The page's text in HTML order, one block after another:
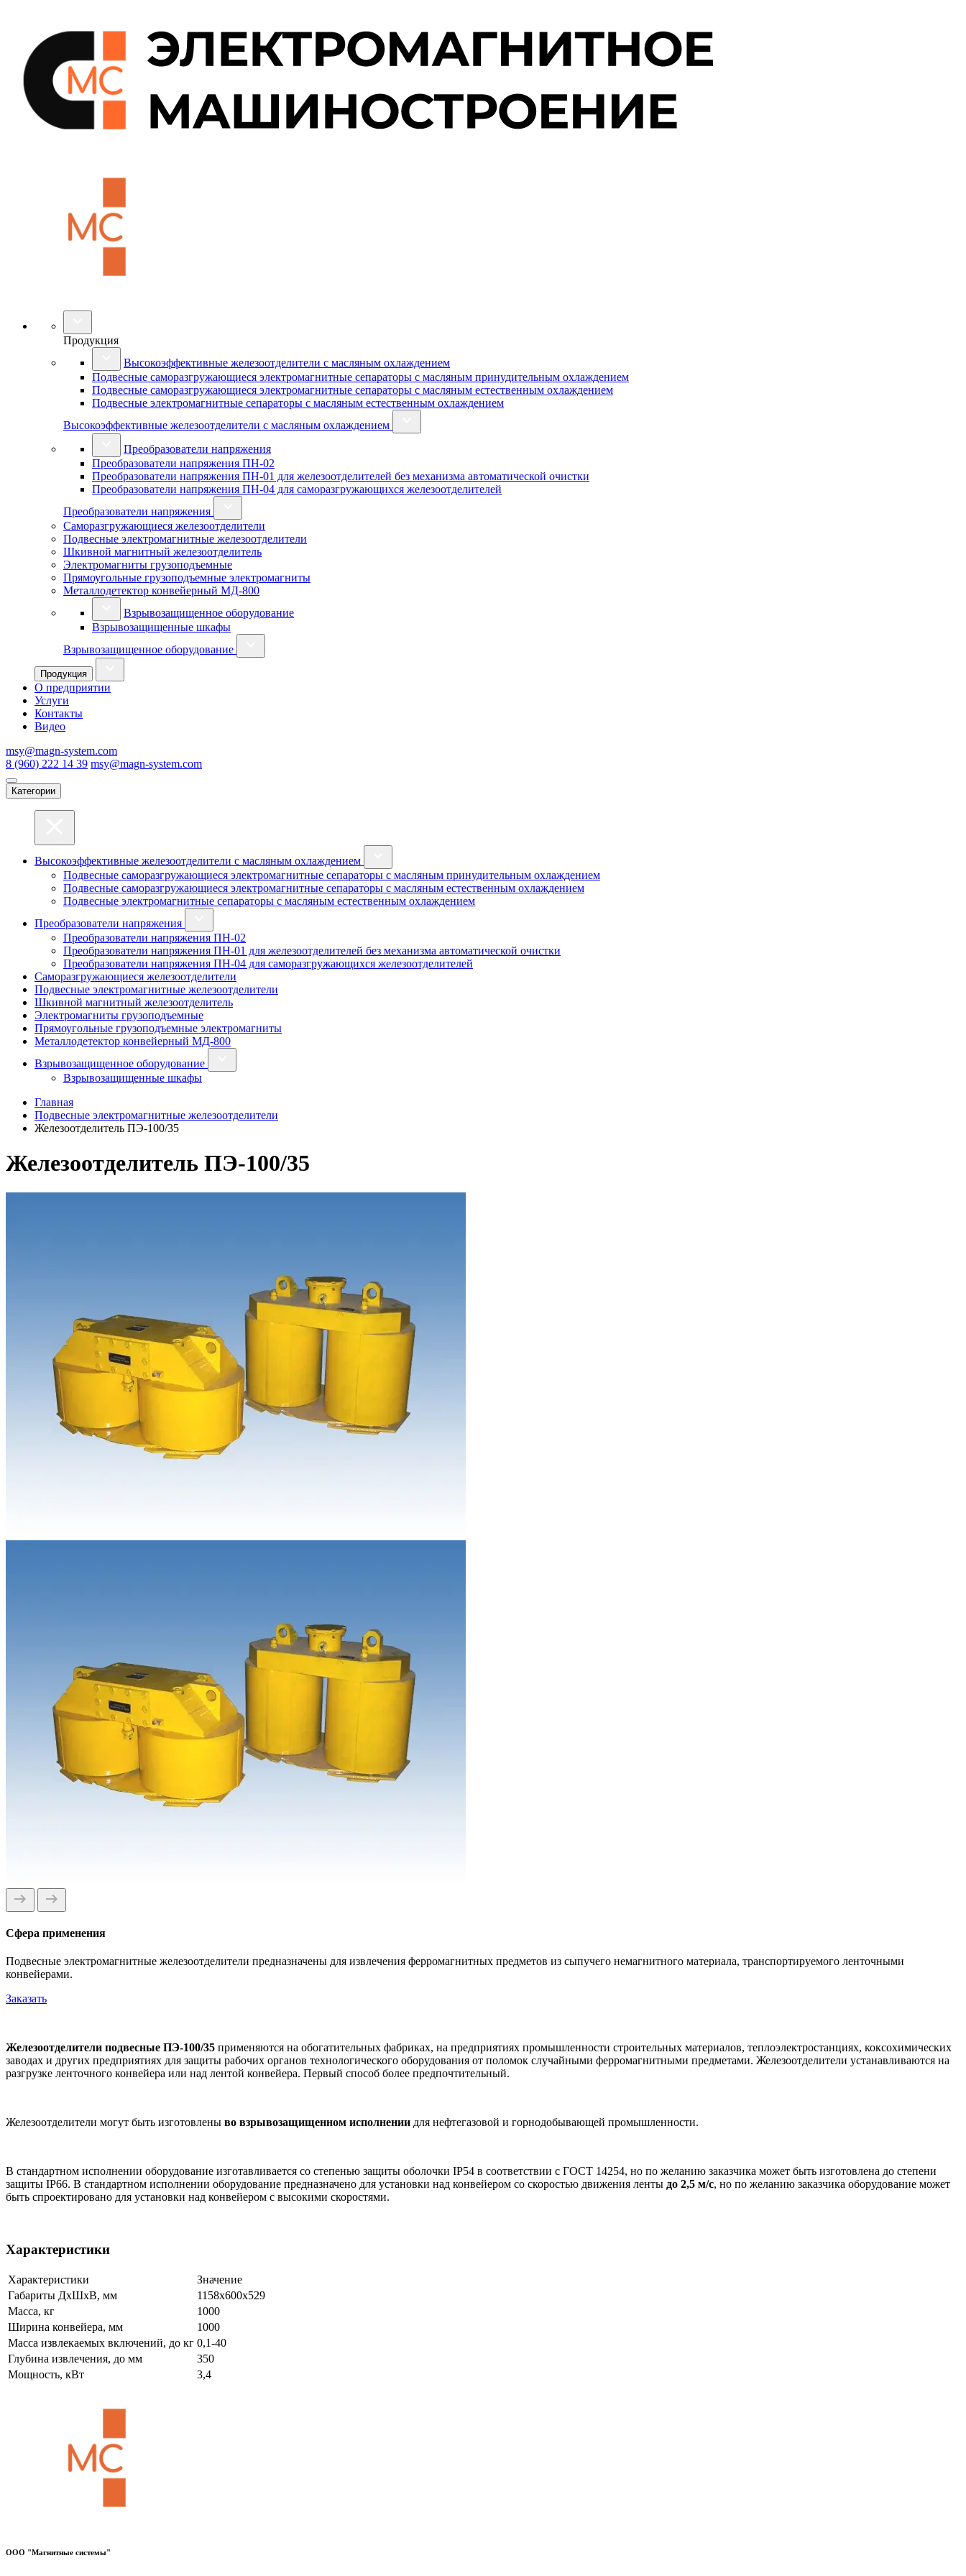
Продукция
Высокоэффективные железоотделители с масляным охлаждением
Подвесные саморазгружающиеся электромагнитные сепараторы с масляным принудительным охлаждением
Подвесные саморазгружающиеся электромагнитные сепараторы с масляным естественным охлаждением
Подвесные электромагнитные сепараторы с масляным естественным охлаждением
Высокоэффективные железоотделители с масляным охлаждением
Преобразователи напряжения
Преобразователи напряжения ПН-02
Преобразователи напряжения ПН-01 для железоотделителей без механизма автоматической очистки
Преобразователи напряжения ПН-04 для саморазгружающихся железоотделителей
Преобразователи напряжения
Саморазгружающиеся железоотделители
Подвесные электромагнитные железоотделители
Шкивной магнитный железоотделитель
Электромагниты грузоподъемные
Прямоугольные грузоподъемные электромагниты
Металлодетектор конвейерный МД-800
Взрывозащищенное оборудование
Взрывозащищенные шкафы
Взрывозащищенное оборудование
Продукция
О предприятии
Услуги
Контакты
Видео
msy@magn-system.com
8 (960) 222 14 39 msy@magn-system.com
Категории
Высокоэффективные железоотделители с масляным охлаждением
Подвесные саморазгружающиеся электромагнитные сепараторы с масляным принудительным охлаждением
Подвесные саморазгружающиеся электромагнитные сепараторы с масляным естественным охлаждением
Подвесные электромагнитные сепараторы с масляным естественным охлаждением
Преобразователи напряжения
Преобразователи напряжения ПН-02
Преобразователи напряжения ПН-01 для железоотделителей без механизма автоматической очистки
Преобразователи напряжения ПН-04 для саморазгружающихся железоотделителей
Саморазгружающиеся железоотделители
Подвесные электромагнитные железоотделители
Шкивной магнитный железоотделитель
Электромагниты грузоподъемные
Прямоугольные грузоподъемные электромагниты
Металлодетектор конвейерный МД-800
Взрывозащищенное оборудование
Взрывозащищенные шкафы
Главная
Подвесные электромагнитные железоотделители
Железоотделитель ПЭ‑100/35
Железоотделитель ПЭ‑100/35
Сфера применения
Подвесные электромагнитные железоотделители предназначены для извлечения ферромагнитных предметов из сыпучего немагнитного материала, транспортируемого ленточными
конвейерами.
Заказать
Железоотделители подвесные ПЭ-100/35 применяются на обогатительных фабриках, на предприятиях промышленности строительных материалов, теплоэлектростанциях, коксохимических
заводах и других предприятиях для защиты рабочих органов технологического оборудования от поломок случайными ферромагнитными предметами. Железоотделители устанавливаются на
разгрузке ленточного конвейера или над лентой конвейера. Первый способ более предпочтительный.
Железоотделители могут быть изготовлены во взрывозащищенном исполнении для нефтегазовой и горнодобывающей промышленности.
В стандартном исполнении оборудование изготавливается со степенью защиты оболочки IP54 в соответствии с ГОСТ 14254, но по желанию заказчика может быть изготовлена до степени
защиты IP66. В стандартном исполнении оборудование предназначено для установки над конвейером со скоростью движения ленты до 2,5 м/с, но по желанию заказчика оборудование может
быть спроектировано для установки над конвейером с высокими скоростями.
Характеристики
Характеристики
Значение
Габариты ДхШхВ, мм
1158х600х529
Масса, кг
1000
Ширина конвейера, мм
1000
Масса извлекаемых включений, до кг 0,1-40
Глубина извлечения, до мм
350
Мощность, кВт
3,4
ООО "Магнитные системы"